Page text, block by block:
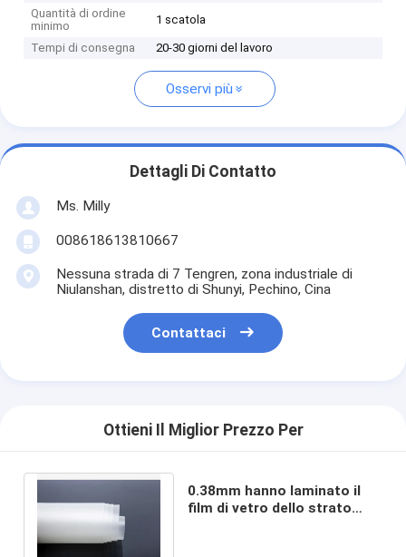
Quantità di ordine
minimo
1 scatola
Tempi di consegna 20-30 giorni del lavoro
Osservi più
Dettagli Di Contatto
Ms. Milly
008618613810667
Nessuna strada di 7 Tengren, zona industriale di
Niulanshan, distretto di Shunyi, Pechino, Cina
Contattaci
Ottieni Il Miglior Prezzo Per
0.38mm hanno laminato il
film di vetro dello strato